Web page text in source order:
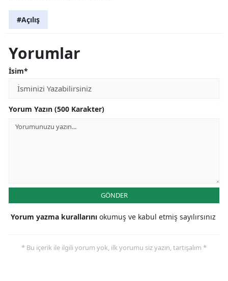
#Açılış
Yorumlar
İsim*
Yorum Yazın (500 Karakter)
GÖNDER
Yorum yazma kurallarını okumuş ve kabul etmiş sayılırsınız
* Bu içerik ile ilgili yorum yok, ilk yorumu siz yazın, tartışalım *